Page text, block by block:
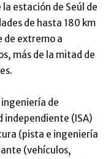
estación de Seúl de
de hasta 180 km
de extremo a
más de la mitad de
de
independiente (ISA)
(pista e ingeniería
(vehículos,